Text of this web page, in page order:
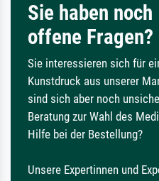
Sie haben noch
offene Fragen?
Sie interessieren sich für
Kunstdruck aus unserer
sind sich aber noch
Beratung zur Wahl des
Hilfe bei der Bestellung?
Unsere Expertinnen und